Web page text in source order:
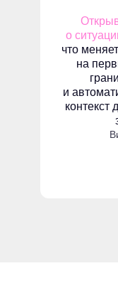
о
что
на
и
контекст